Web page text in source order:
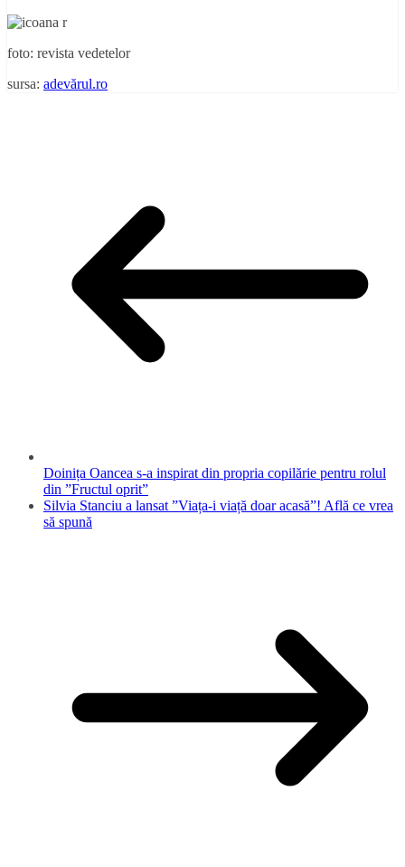
foto: revista vedetelor
sursa: adevărul.ro
Doinița Oancea s-a inspirat din propria copilărie pentru rolul
din ”Fructul oprit”
Silvia Stanciu a lansat ”Viața-i viață doar acasă”! Află ce vrea
să spună